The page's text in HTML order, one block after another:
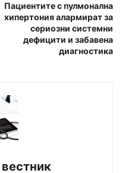
Пациентите с пулмонална
хипертония алармират за
сериозни системни
дефицити и забавена
диагностика